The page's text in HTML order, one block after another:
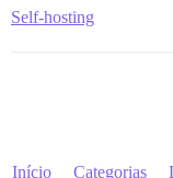
Self-hosting
Início Categorias